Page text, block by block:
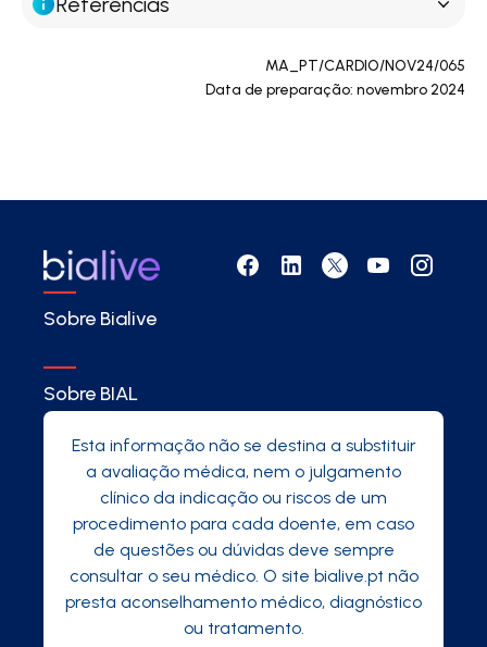
MA_PT/CARDIO/NOV24/065
Data de preparação: novembro 2024
Sobre Bialive
Sobre BIAL
Esta informação não se destina a substituir
a avaliação médica, nem o julgamento
clínico da indicação ou riscos de um
procedimento para cada doente, em caso
de questões ou dúvidas deve sempre
consultar o seu médico. O site bialive.pt não
presta aconselhamento médico, diagnóstico
ou tratamento.